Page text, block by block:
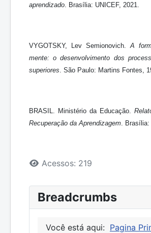
aprendizado . Brasília: UNICEF, 2021.
VYGOTSKY, Lev Semionovich. A
mente: o desenvolvimento dos
superiores . São Paulo: Martins Fontes,
BRASIL. Ministério da Educação.
Recuperação da Aprendizagem .
Detalhes
Acessos: 219
Breadcrumbs
Você está aqui: Pagina